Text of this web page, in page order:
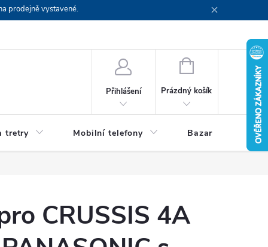
prodejně vystavené.
Přihlášení
NÁKUPNÍ
Prázdný košík
tretry Mobilní telefony Bazar Servis
CRUSSIS 4A